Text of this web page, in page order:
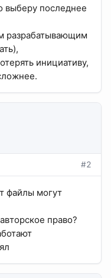
выберу последнее
разрабатывающим
инициативу,
#2
файлы могут
право?